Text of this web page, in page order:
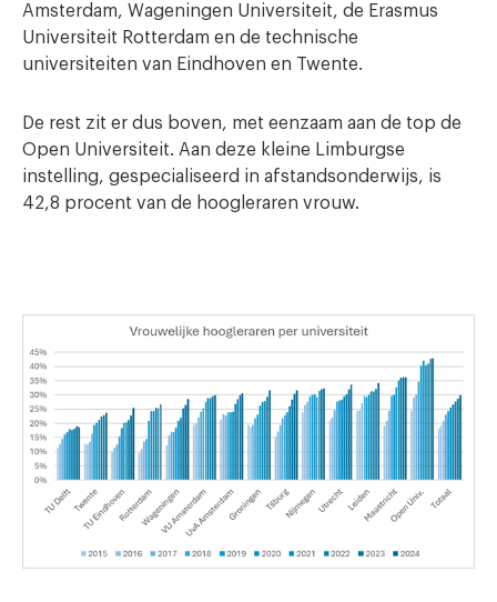
Amsterdam, Wageningen Universiteit, de Erasmus
Universiteit Rotterdam en de technische
universiteiten van Eindhoven en Twente.
De rest zit er dus boven, met eenzaam aan de top de
Open Universiteit. Aan deze kleine Limburgse
instelling, gespecialiseerd in afstandsonderwijs, is
42,8 procent van de hoogleraren vrouw.